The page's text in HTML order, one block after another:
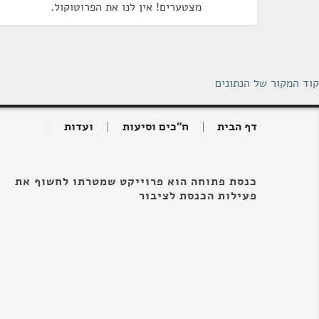
מצטערים! אין לנו את הפרוטוקול.
קוד המקור של הנתונים
דף הבית ח"כים וסיעות ועדות
כנסת פתוחה הוא פרוייקט שמטרתו לחשוף את
פעילות הכנסת לציבור